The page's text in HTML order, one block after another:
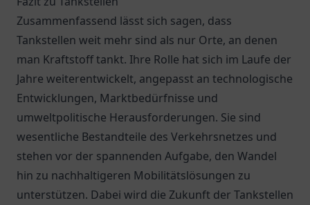
Zusammenfassend lässt sich sagen, dass
Tankstellen weit mehr sind als nur Orte, an denen
man Kraftstoff tankt. Ihre Rolle hat sich im Laufe der
Jahre weiterentwickelt, angepasst an technologische
Entwicklungen, Marktbedürfnisse und
umweltpolitische Herausforderungen. Sie sind
wesentliche Bestandteile des Verkehrsnetzes und
stehen vor der spannenden Aufgabe, den Wandel
hin zu nachhaltigeren Mobilitätslösungen zu
unterstützen. Dabei wird die Zukunft der Tankstellen